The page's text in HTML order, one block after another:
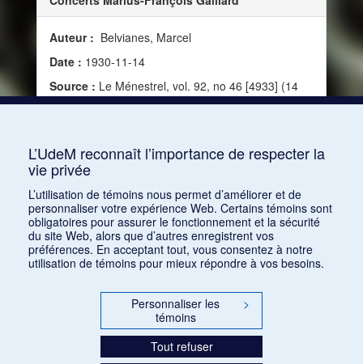
Auteur : Belvianes, Marcel
Date : 1930-11-14
Source : Le Ménestrel, vol. 92, no 46 [4933] (14
novembre 1930)
L’UdeM reconnaît l’importance de respecter la
vie privée
L’utilisation de témoins nous permet d’améliorer et de
personnaliser votre expérience Web. Certains témoins sont
obligatoires pour assurer le fonctionnement et la sécurité
du site Web, alors que d’autres enregistrent vos
préférences. En acceptant tout, vous consentez à notre
utilisation de témoins pour mieux répondre à vos besoins.
Personnaliser les
témoins
>
Tout refuser